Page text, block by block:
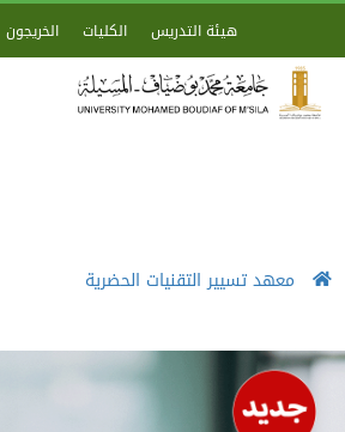
هيئة التدريس الكليات الخريجون
معهد تسيير التقنيات الحضرية